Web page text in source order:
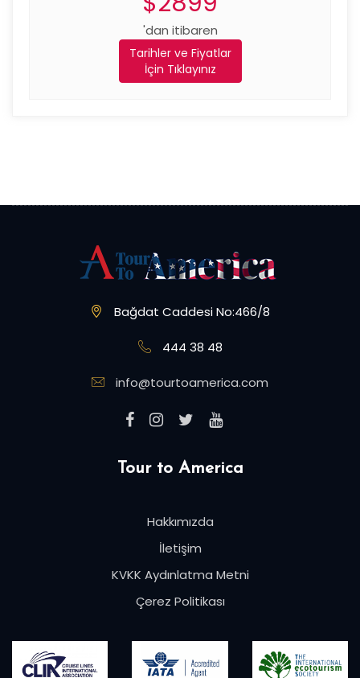
'dan itibaren
Tarihler ve Fiyatlar
İçin Tıklayınız
Bağdat Caddesi No:466/8
444 38 48
info@tourtoamerica.com
Tour to America
Hakkımızda
İletişim
KVKK Aydınlatma Metni
Çerez Politikası